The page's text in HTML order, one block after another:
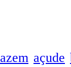
açude